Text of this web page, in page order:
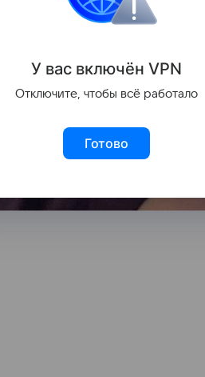
У вас включён VPN
Отключите, чтобы всё работало
Готово